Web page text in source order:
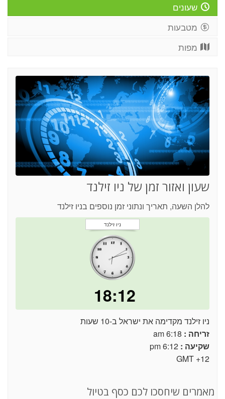
שעונים
מטבעות
מפות
שעון ואזור זמן של ניו זילנד
להלן השעה, תאריך ונתוני זמן נוספים בניו זילנד
ניו זילנד
18:12
ניו זילנד מקדימה את ישראל ב-10 שעות
זריחה :
שקיעה :
GMT +12
מאמרים שיחסכו לכם כסף בטיול